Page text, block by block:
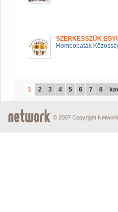
SZERKESSZÜK
Homeopaták
1 2 3 4 5 6 7 8
© 2007 Copyright